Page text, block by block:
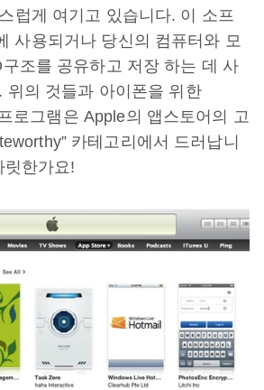
럽게 여기고 있습니다. 이 소프
사용되거나 당신의 컴퓨터와 모
조를 공유하고 저장 하는 데 사
위의 것들과 아이폰을 위한
로그램은 Apple의 앱스토어의 고
카테고리에서 드러납니
릿한가요!